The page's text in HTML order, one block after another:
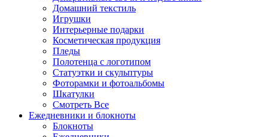
Домашний текстиль
Игрушки
Интерьерные подарки
Косметическая продукция
Пледы
Полотенца с логотипом
Статуэтки и скульптуры
Фоторамки и фотоальбомы
Шкатулки
Смотреть Все
Ежедневники и блокноты
Блокноты